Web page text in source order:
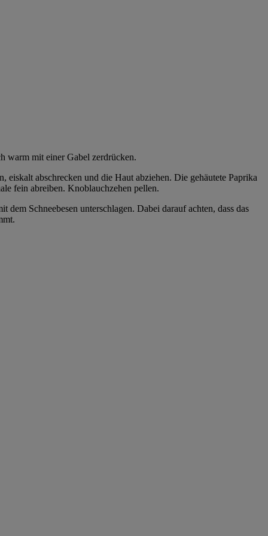
warm mit einer Gabel zerdrücken.
eiskalt abschrecken und die Haut abziehen. Die gehäutete Paprika
fein abreiben. Knoblauchzehen pellen.
Schneebesen unterschlagen. Dabei darauf achten, dass das